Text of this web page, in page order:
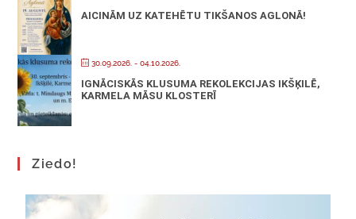
AICINĀM UZ KATEHĒTU TIKŠANOS AGLONĀ!
30.09.2026. - 04.10.2026.
IGNĀCISKĀS KLUSUMA REKOLEKCIJAS IKŠĶILĒ,
KARMELA MĀSU KLOSTERĪ
Ziedo!